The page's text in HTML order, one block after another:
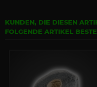
KUNDEN, DIE DIESEN
FOLGENDE ARTIKEL